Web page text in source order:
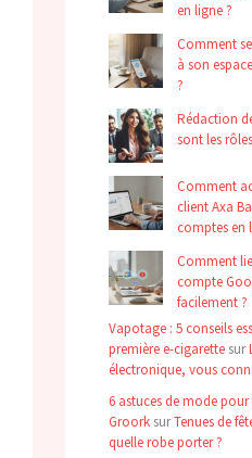
en ligne ?
Comment
à son
?
Rédaction
sont les
Comment
client Axa
comptes en
Comment
compte
facilement ?
Vapotage : 5 conseils
première e-cigarette sur
électronique, vous
6 astuces de mode
Groork surTenues de
quelle robe porter ?